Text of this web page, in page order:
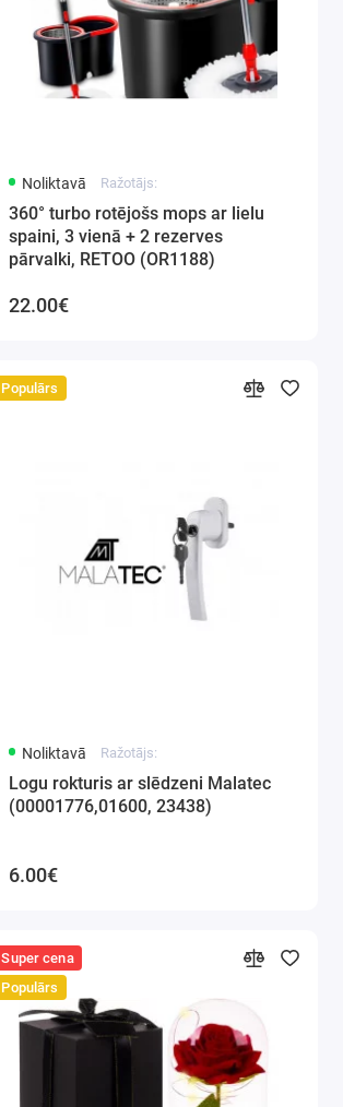
Noliktavā Ražotājs:
360° turbo rotējošs mops ar lielu
spaini, 3 vienā + 2 rezerves
pārvalki, RETOO (OR1188)
22.00€
Populārs
Noliktavā Ražotājs:
Logu rokturis ar slēdzeni Malatec
(00001776,01600, 23438)
6.00€
Super cena
Populārs